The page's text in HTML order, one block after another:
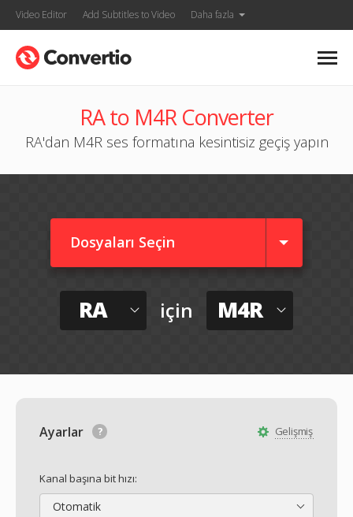
Video Editor Add Subtitles to Video Daha fazla
RA to M4R Converter
RA'dan M4R ses formatına kesintisiz geçiş yapın
Dosyaları Seçin
RA için M4R
Gelişmiş
Ayarlar
Kanal başına bit hızı:
Otomatik